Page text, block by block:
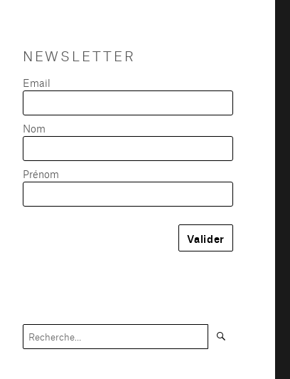
NEWSLETTER
Email
Nom
Prénom
Recherche
pour :